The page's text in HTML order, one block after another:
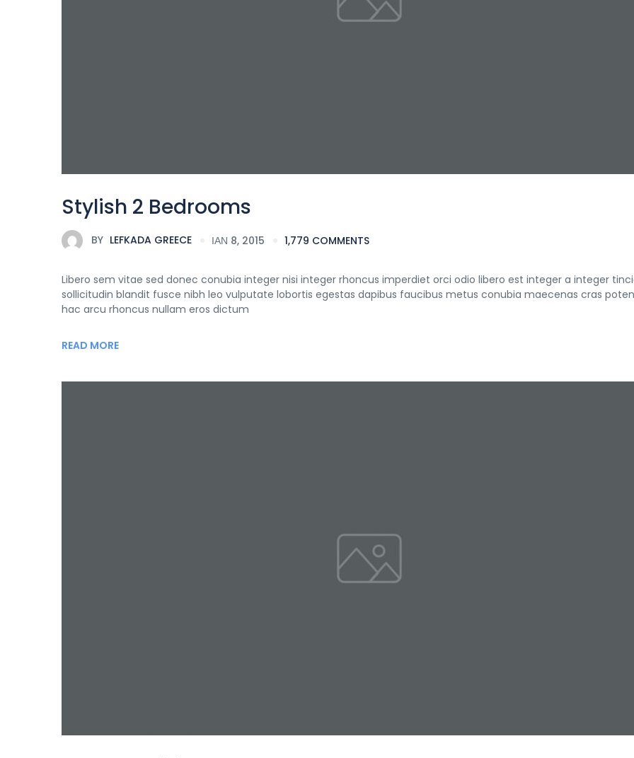
Stylish 2 Bedrooms
BY LEFKADA GREECE ΙΑΝ 8, 2015 1,779 COMMENTS
Libero sem vitae sed donec conubia integer nisi integer rhoncus imperdiet orci odio libero est integer a integer
sollicitudin blandit fusce nibh leo vulputate lobortis egestas dapibus faucibus metus conubia maecenas cras
hac arcu rhoncus nullam eros dictum
READ MORE